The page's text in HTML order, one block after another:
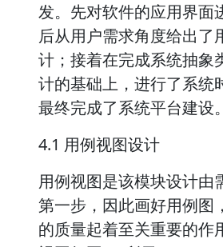
发。先对软件的应用界面
后从用户需求角度给出了
计；接着在完成系统抽象
计的基础上，进行了系统
最终完成了系统平台建设。
4.1 用例视图设计
用例视图是该模块设计由
第一步，因此画好用例图
的质量起着至关重要的作